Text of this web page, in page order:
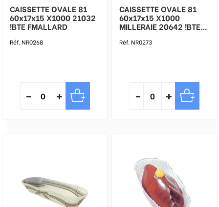
CAISSETTE OVALE 81
60x17x15 X1000 21032
!BTE FMALLARD
Réf. NR0268
CAISSETTE OVALE 81
60x17x15 X1000
MILLERAIE 20642 !BTE
Réf. NR0273